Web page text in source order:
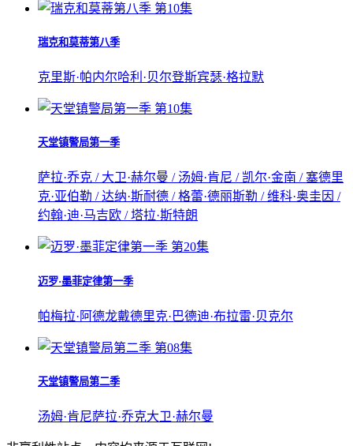
第10集
瑞克和莫蒂第八季
克里斯·帕内尔哈利·贝尔登斯宾瑟·格拉默
第10集
天堂镇警局第一季
萨拉·乔克 / 大卫·赫尔曼 / 汤姆·肯尼 / 凯尔·金南 / 塞德里
克·亚伯勒 / 达纳·斯耐德 / 格蕾·德丽斯勒 / 维科·奥圭因 /
约翰·迪·马吉欧 / 塔拉·斯特朗
第20集
迈罗·墨菲定律第一季
帕梅拉·阿德龙戴德里克·巴德迪·布拉雷·贝克尔
第08集
天堂镇警局第二季
汤姆·肯尼萨拉·乔克大卫·赫尔曼